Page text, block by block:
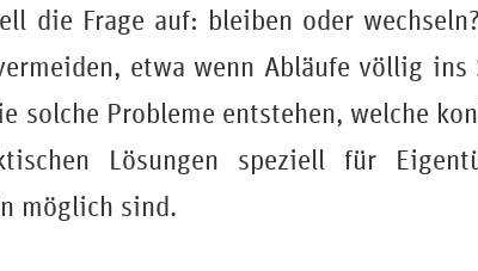
die Frage auf: bleiben oder
etwa wenn Abläufe völlig ins
solche Probleme entstehen, welche
Lösungen speziell für
möglich sind.